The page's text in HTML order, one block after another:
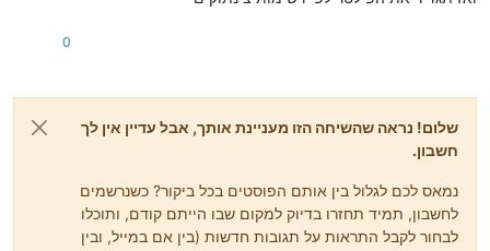
0
שלום! נראה שהשיחה הזו מעניינת אותך, אבל עדיין אין לך
חשבון.
נמאס לכם לגלול בין אותם הפוסטים בכל ביקור? כשנרשמים
לחשבון, תמיד תחזרו בדיוק למקום שבו הייתם קודם, ותוכלו
לבחור לקבל התראות על תגובות חדשות (בין אם במייל, ובין